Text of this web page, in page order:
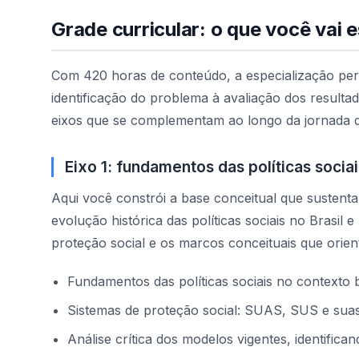
Grade curricular: o que você vai
Com 420 horas de conteúdo, a especialização
identificação do problema à avaliação dos
eixos que se complementam ao longo da jornada
Eixo 1: fundamentos das políticas
Aqui você constrói a base conceitual que
evolução histórica das políticas sociais no Brasil
proteção social e os marcos conceituais que
Fundamentos das políticas sociais no contexto
Sistemas de proteção social: SUAS, SUS e
Análise crítica dos modelos vigentes,